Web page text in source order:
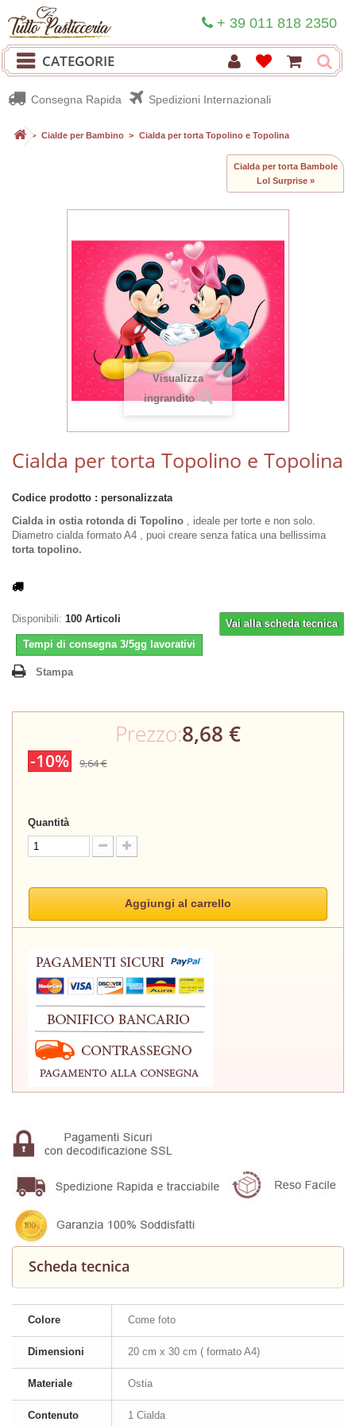
+ 39 011 818 2350
CATEGORIE
Consegna Rapida Spedizioni Internazionali
> Cialde per Bambino > Cialda per torta Topolino e Topolina
Cialda per torta Bambole
Lol Surprise »
Visualizza
ingrandito
Cialda per torta Topolino e Topolina
Codice prodotto : personalizzata
Cialda in ostia rotonda di Topolino , ideale per torte e non solo.
Diametro cialda formato A4 , puoi creare senza fatica una bellissima
torta topolino.
Vai alla scheda tecnica
Disponibili: 100 Articoli
Tempi di consegna 3/5gg lavorativi
Stampa
Prezzo:8,68 €
-10% 9,64 €
Quantità
Aggiungi al carrello
Scheda tecnica
Colore Come foto
Dimensioni 20 cm x 30 cm ( formato A4)
Materiale Ostia
Contenuto 1 Cialda